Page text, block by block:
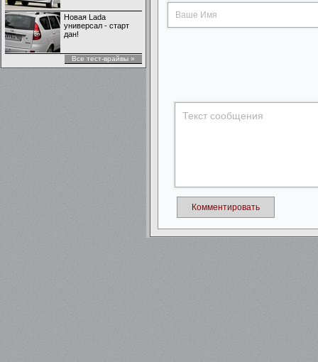
Новая Lada
универсал - старт
дан!
Все тест-врайвы »
Комментировать